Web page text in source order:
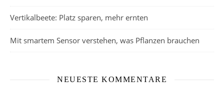
Vertikalbeete: Platz sparen, mehr ernten
Mit smartem Sensor verstehen, was Pflanzen brauchen
NEUESTE KOMMENTARE